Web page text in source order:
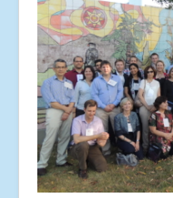
Fale conosco
_